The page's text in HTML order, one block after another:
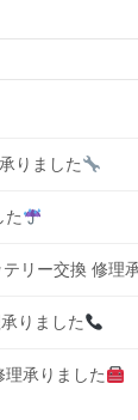
りました
た
リー交換 修理
りました
承りました